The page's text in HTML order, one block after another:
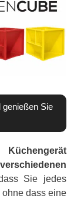
genießen Sie
Sie jedes
dass eine